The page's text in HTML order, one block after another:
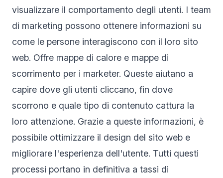
visualizzare il comportamento degli utenti. I team
di marketing possono ottenere informazioni su
come le persone interagiscono con il loro sito
web. Offre mappe di calore e mappe di
scorrimento per i marketer. Queste aiutano a
capire dove gli utenti cliccano, fin dove
scorrono e quale tipo di contenuto cattura la
loro attenzione. Grazie a queste informazioni, è
possibile ottimizzare il design del sito web e
migliorare l'esperienza dell'utente. Tutti questi
processi portano in definitiva a tassi di